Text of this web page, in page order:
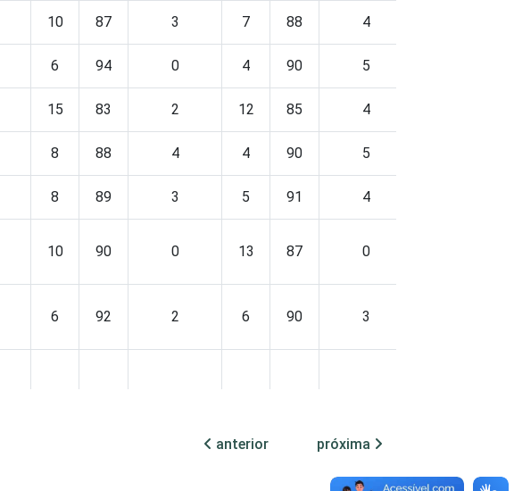
10 87 3 7 88 4
6 94 0 4 90 5
15 83 2 12 85 4
8 88 4 4 90 5
8 89 3 5 91 4
10 90 0 13 87 0
6 92 2 6 90 3
anterior próxima